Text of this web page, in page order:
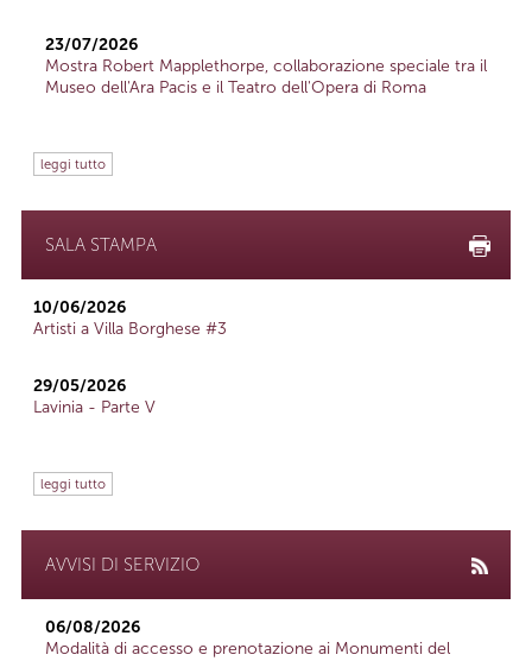
23/07/2026
Mostra Robert Mapplethorpe, collaborazione speciale tra il
Museo dell'Ara Pacis e il Teatro dell'Opera di Roma
leggi tutto
SALA STAMPA
10/06/2026
Artisti a Villa Borghese #3
29/05/2026
Lavinia - Parte V
leggi tutto
AVVISI DI SERVIZIO
06/08/2026
Modalità di accesso e prenotazione ai Monumenti del